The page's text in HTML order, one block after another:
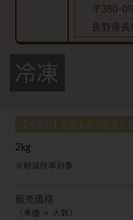
〒380-
長野県長
2kg
軽減税率対象
販売価格
（単価 × 入数）